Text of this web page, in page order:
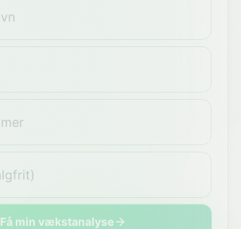
Få min vækstanalyse